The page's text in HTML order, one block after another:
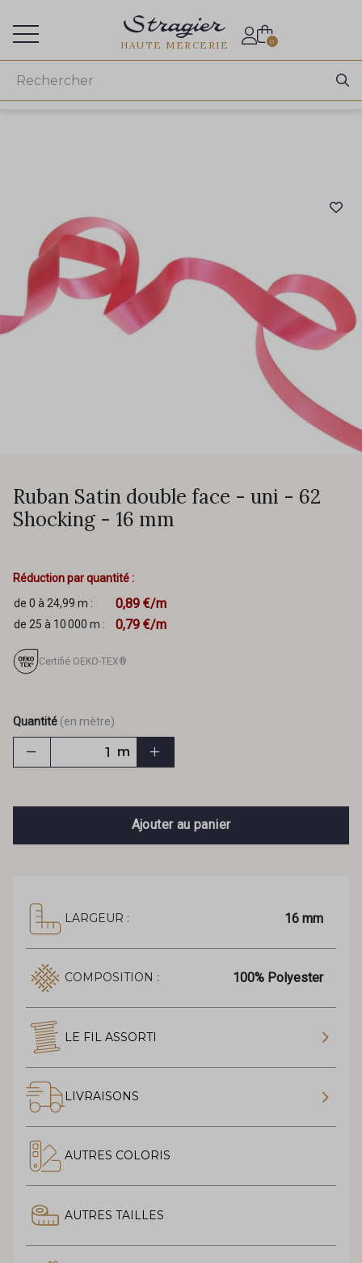
HAUTE MERCERIE 0
Ruban Satin double face - uni - 62
Shocking - 16 mm
Réduction par quantité :
de 0 à 24,99 m :
0,89 €/m
de 25 à 10 000 m : 0,79 €/m
Certifié OEKO-TEX®
Quantité (en mètre)
m
Ajouter au panier
LARGEUR : 16 mm
COMPOSITION : 100% Polyester
LE FIL ASSORTI
LIVRAISONS
AUTRES COLORIS
AUTRES TAILLES